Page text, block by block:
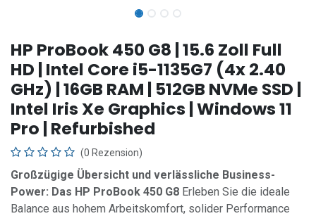
HP ProBook 450 G8 | 15.6 Zoll Full
HD | Intel Core i5-1135G7 (4x 2.40
GHz) | 16GB RAM | 512GB NVMe SSD |
Intel Iris Xe Graphics | Windows 11
Pro | Refurbished
(0 Rezension)
Großzügige Übersicht und verlässliche Business-
Power: Das HP ProBook 450 G8 Erleben Sie die ideale
Balance aus hohem Arbeitskomfort, solider Performance